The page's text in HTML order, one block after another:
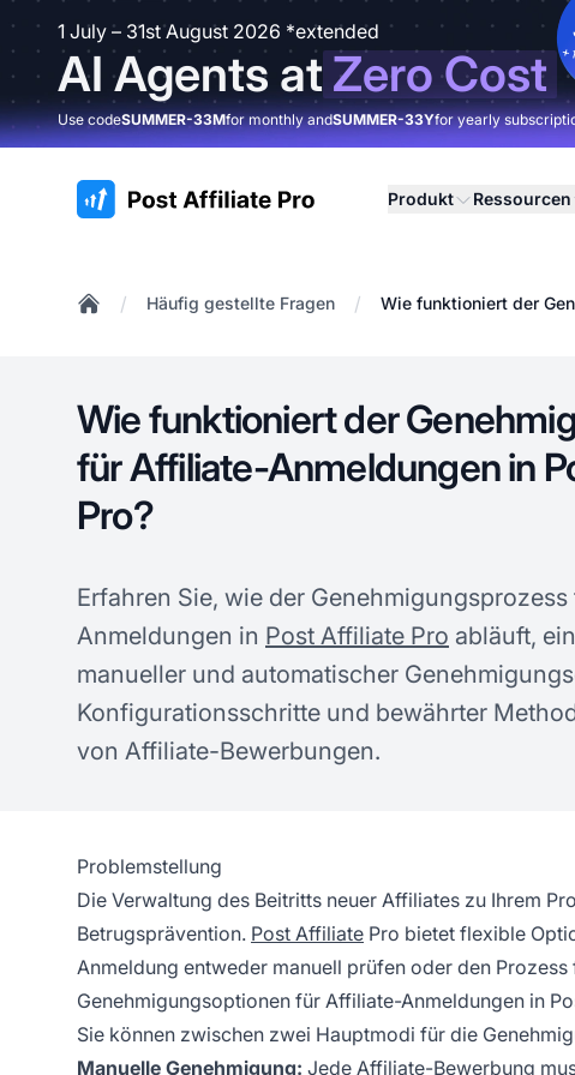
1 July – 31st August 2026 *extended
AI Agents atZero Cost +
Use codeSUMMER-33Mfor monthly andSUMMER-33Yfor yearly
:site.title Produkt Ressourcen
/ Häufig gestellte Fragen / Wie funktioniert der
Wie funktioniert der
für Affiliate-Anmeldungen in
Pro?
Erfahren Sie, wie der
Anmeldungen in Post Affiliate Pro abläuft,
manueller und automatischer
Konfigurationsschritte und bewährter
von Affiliate-Bewerbungen.
Problemstellung
Die Verwaltung des Beitritts neuer Affiliates zu Ihrem
Betrugsprävention. Post Affiliate Pro bietet flexible
Anmeldung entweder manuell prüfen oder den
Genehmigungsoptionen für Affiliate-Anmeldungen in
Sie können zwischen zwei Hauptmodi für die
Manuelle Genehmigung: Jede Affiliate-Bewerbung